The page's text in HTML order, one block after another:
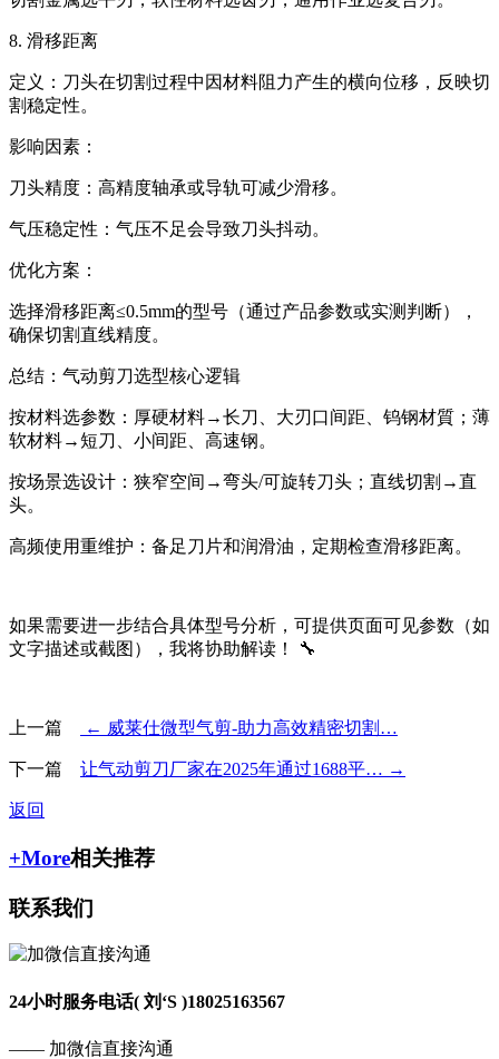
8. 滑移距离‌
定义‌：刀头在切割过程中因材料阻力产生的横向位移，反映切
割稳定性。
影响因素‌：
刀头精度‌：高精度轴承或导轨可减少滑移。
气压稳定性‌：气压不足会导致刀头抖动。
优化方案‌：
选择滑移距离≤0.5mm的型号（通过产品参数或实测判断），
确保切割直线精度。
总结：气动剪刀选型核心逻辑‌
按材料选参数‌：厚硬材料→长刀、大刃口间距、钨钢材質；薄
软材料→短刀、小间距、高速钢。
按场景选设计‌：狭窄空间→弯头/可旋转刀头；直线切割→直
头。
高频使用重维护‌：备足刀片和润滑油，定期检查滑移距离。
如果需要进一步结合具体型号分析，可提供页面可见参数（如
文字描述或截图），我将协助解读！ 🔧
上一篇 ← 威莱仕微型气剪-助力高效精密切割…
下一篇 让气动剪刀厂家在2025年通过1688平… →
返回
+More相关推荐
联系我们
24小时服务电话( 刘‘S )18025163567
—— 加微信直接沟通